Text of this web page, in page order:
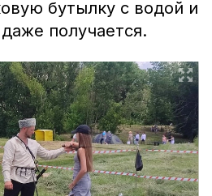
бутылку с водой и
получается.